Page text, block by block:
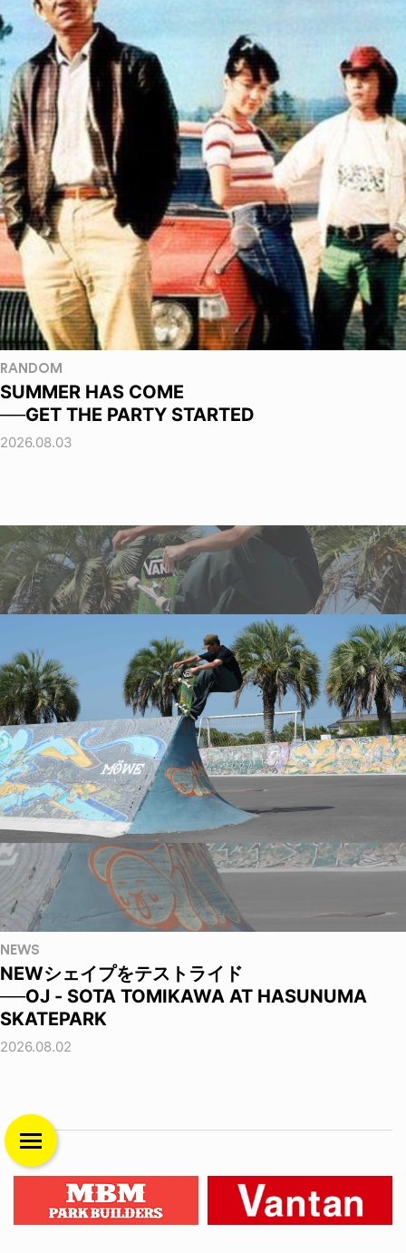
RANDOM
SUMMER HAS COME
──GET THE PARTY STARTED
2026.08.03
NEWS
NEWシェイプをテストライド
──OJ - SOTA TOMIKAWA AT HASUNUMA
SKATEPARK
2026.08.02